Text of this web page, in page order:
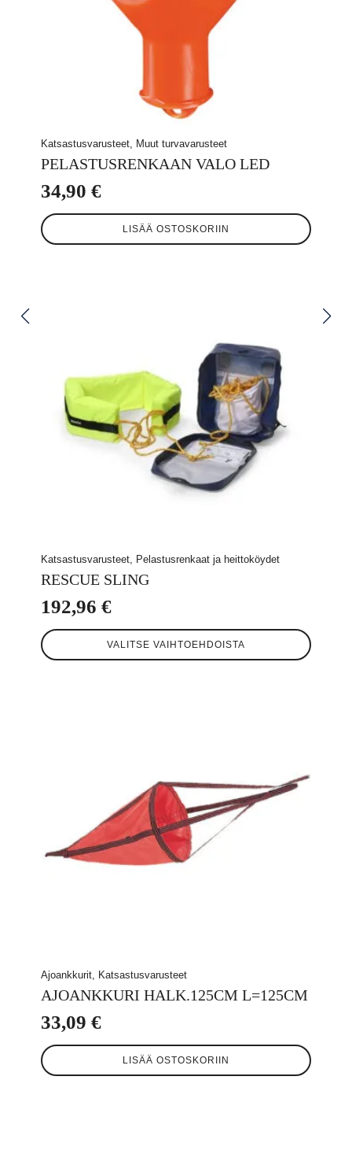
Katsastusvarusteet, Muut turvavarusteet
PELASTUSRENKAAN VALO LED
34,90 €
LISÄÄ OSTOSKORIIN
Katsastusvarusteet, Pelastusrenkaat ja heittoköydet
RESCUE SLING
192,96 €
VALITSE VAIHTOEHDOISTA
Tällä
tuotteella
Ajoankkurit, Katsastusvarusteet
AJOANKKURI HALK.125CM L=125CM
33,09 €
LISÄÄ OSTOSKORIIN